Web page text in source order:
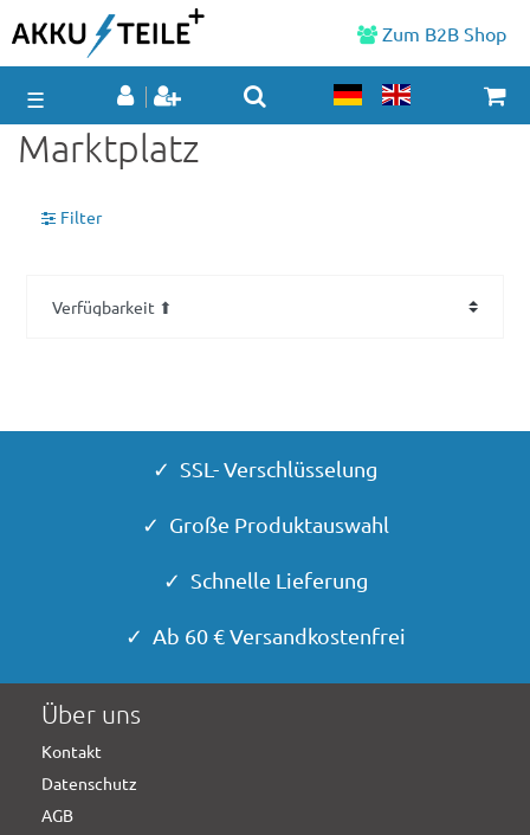
Zum B2B Shop
☰
Marktplatz
Filter
✓ SSL- Verschlüsselung
✓ Große Produktauswahl
✓ Schnelle Lieferung
✓ Ab 60 € Versandkostenfrei
Über uns
Kontakt
Datenschutz
AGB